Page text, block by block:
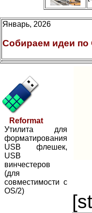
Январь, 2026
Собираем идеи по
Reformat
Утилита для
форматирования
USB флешек,
USB
винчестеров
(для
совместимости с
OS/2)